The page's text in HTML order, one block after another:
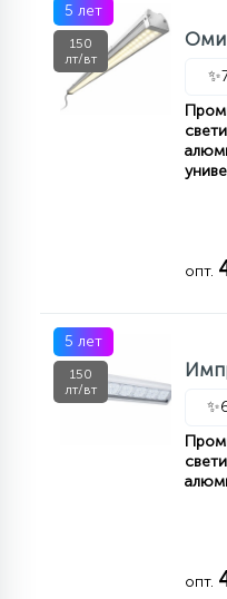
5 лет
150
лт/вт
✨
опт.
5 лет
150
лт/вт
✨
опт.